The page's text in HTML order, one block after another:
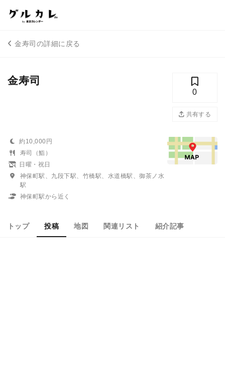
金寿司の詳細に戻る
金寿司
0
共有する
約10,000円
寿司（鮨）
日曜・祝日
神保町駅、九段下駅、竹橋駅、水道橋駅、御茶ノ水
駅
神保町駅から近く
トップ 投稿 地図 関連リスト 紹介記事